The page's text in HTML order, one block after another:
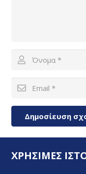
Δημοσίευση
ΧΡΗΣΙΜΕΣ